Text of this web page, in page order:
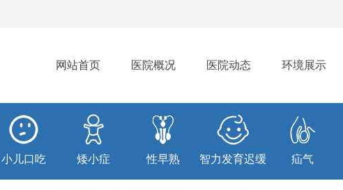
网站首页 医院概况 医院动态 环境展示
小儿口吃 矮小症 性早熟 智力发育迟缓 疝气